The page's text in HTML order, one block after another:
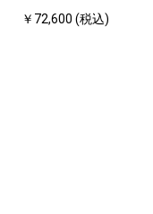
￥72,600 (税込)